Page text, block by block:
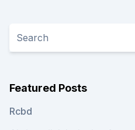
Featured Posts
Rcbd